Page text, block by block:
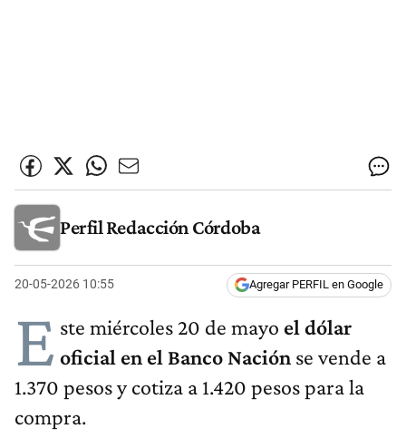
Perfil Redacción Córdoba
20-05-2026 10:55 Agregar PERFIL en Google
E ste miércoles 20 de mayo el dólar
oficial en el Banco Nación se vende a
1.370 pesos y cotiza a 1.420 pesos para la
compra.